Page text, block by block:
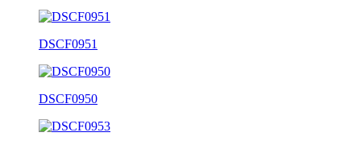
DSCF0951
DSCF0950